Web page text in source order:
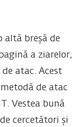
altă breșă de
a ziarelor,
atac. Acest
de atac
Vestea bună
cercetători și